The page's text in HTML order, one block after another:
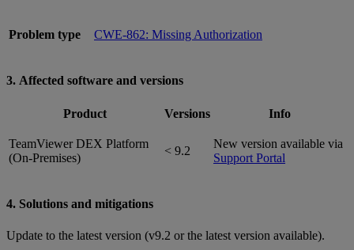
Problem type CWE-862: Missing Authorization
3. Affected software and versions
Product Versions Info
TeamViewer DEX Platform
(On-Premises)
< 9.2
New version available via
Support Portal
4. Solutions and mitigations
Update to the latest version (v9.2 or the latest version available).